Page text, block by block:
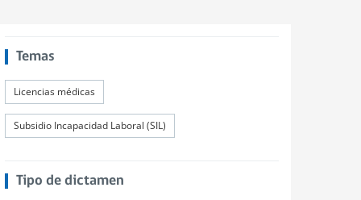
Temas
Licencias médicas
Subsidio Incapacidad Laboral (SIL)
Tipo de dictamen